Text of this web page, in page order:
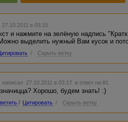
в 03:15
и нажмите на зелёную надпись
выделить нужный Вам кусок и
/ Скрыть ветку
написал 27.10.2011 в 03:17 в ответ на #1
Хорошо, будем знать! :)
/ Цитировать / Скрыть ветку